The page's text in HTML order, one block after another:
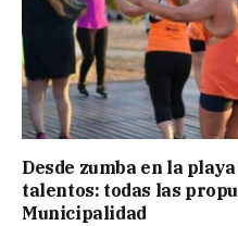
Desde zumba en la
talentos: todas las
Municipalidad